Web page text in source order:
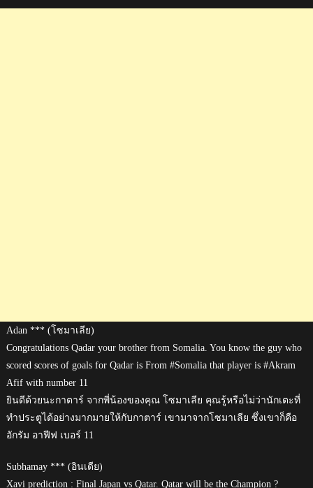
Adan *** (โซมาเลีย)
Congratulations Qadar your brother from Somalia. You know the guy who
scored scores of goals for Qadar is From #Somalia that player is #Akram
Afif with number 11
ยินดีด้วยนะกาตาร์ จากพี่น้องของคุณ โซมาเลีย คุณรู้หรือไม่ว่านักเตะที่
ทำประตูได้อย่างมากมายให้กับกาตาร์ เขามาจากโซมาเลีย ซึ่งเขาก็คือ
อักรัม อาฟีฟ เบอร์ 11
Subhamay *** (อินเดีย)
Xavi prediction : Final Japan vs Qatar. Qatar will be the Champion ?